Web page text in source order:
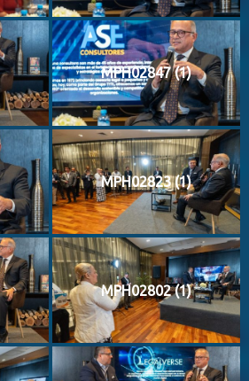
MPH02847 (1)
MPH02823 (1)
MPH02802 (1)